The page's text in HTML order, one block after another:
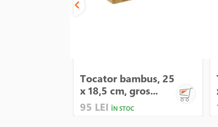
Tocator bambus, 25
x 18,5 cm, gros...
95 LEI ÎN STOC